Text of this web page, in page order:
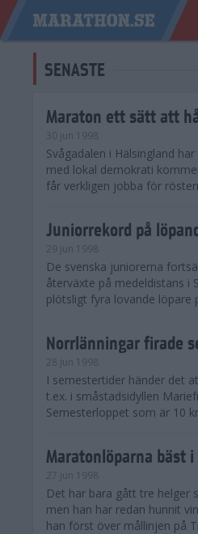
SENASTE
Maraton ett sätt att
30 jun 1998
Svågadalen i Hälsingland
med lokal demokrati
får verkligen jobba för
Juniorrekord på
29 jun 1998
De svenska juniorerna
återväxte på medeldistans i
plötsligt fyra lovande löpare
Norrlänningar firade
28 jun 1998
I semestertider händer det
t.ex. i småstadsidyllen
Semesterloppet som är 10
Maratonlöparna bäst i
27 jun 1998
Det har bara gått tre helger
men han har redan hunnit
han först över mållinjen på